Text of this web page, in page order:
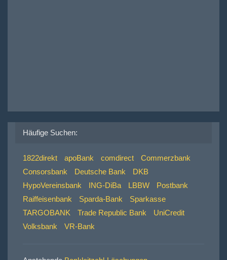
Häufige Suchen:
1822direkt apoBank comdirect
Commerzbank
Consorsbank
Deutsche Bank
DKB
HypoVereinsbank
ING-DiBa LBBW
Postbank
Raiffeisenbank
Sparda-Bank
Sparkasse
TARGOBANK
Trade Republic Bank
UniCredit
Volksbank
VR-Bank